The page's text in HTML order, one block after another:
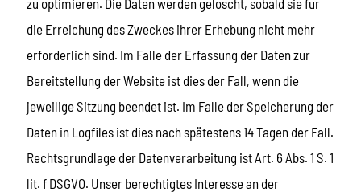
die Erreichung des Zweckes ihrer Erhebung nicht mehr
erforderlich sind. Im Falle der Erfassung der Daten zur
Bereitstellung der Website ist dies der Fall, wenn die
jeweilige Sitzung beendet ist. Im Falle der Speicherung der
Daten in Logfiles ist dies nach spätestens 14 Tagen der Fall.
Rechtsgrundlage der Datenverarbeitung ist Art. 6 Abs. 1 S. 1
lit. f DSGVO. Unser berechtigtes Interesse an der